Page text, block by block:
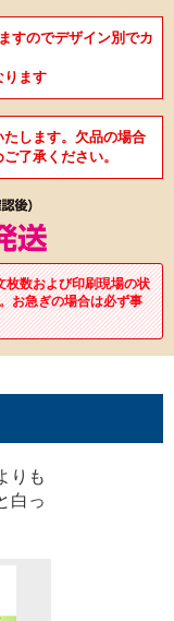
すのでデザイン別でカ
ります
します。欠品の場合
了承ください。
枚数および印刷現場の状
お急ぎの場合は必ず事
りも
白っ